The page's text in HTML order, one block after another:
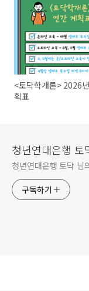
<토닥학개론> 2026
획표
청년연대은행 토
청년연대은행 토닥 님
구독하기